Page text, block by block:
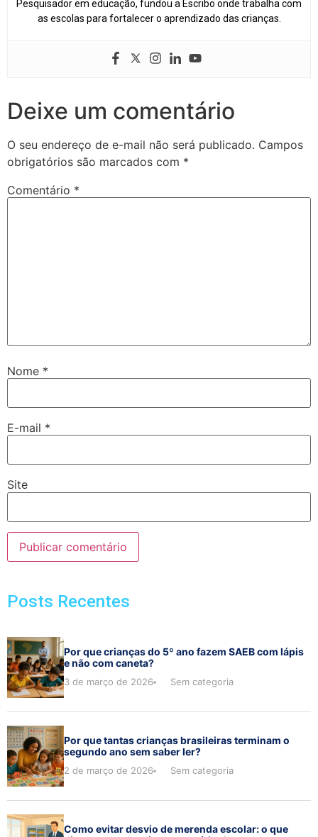
Pesquisador em educação, fundou a Escribo onde trabalha com
as escolas para fortalecer o aprendizado das crianças.
Deixe um comentário
O seu endereço de e-mail não será publicado. Campos
obrigatórios são marcados com *
Comentário *
Nome *
E-mail *
Site
Posts Recentes
Por que crianças do 5º ano fazem SAEB com lápis
e não com caneta?
3 de março de 2026 Sem categoria
Por que tantas crianças brasileiras terminam o
segundo ano sem saber ler?
2 de março de 2026 Sem categoria
Como evitar desvio de merenda escolar: o que